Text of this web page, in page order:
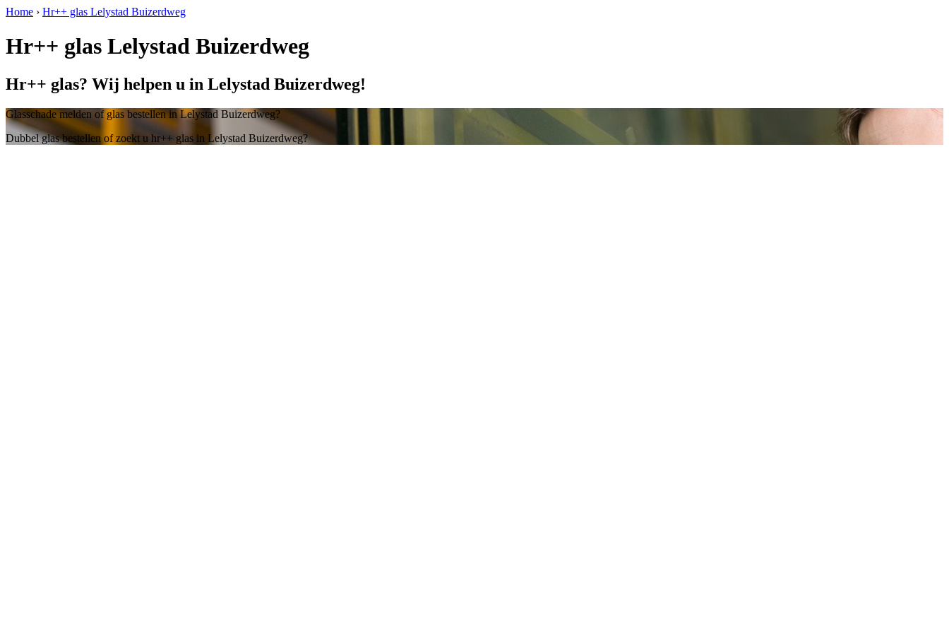
Home › Hr++ glas Lelystad Buizerdweg
Hr++ glas Lelystad Buizerdweg
Hr++ glas? Wij helpen u in Lelystad Buizerdweg!
Glasschade melden of glas bestellen in Lelystad Buizerdweg?
Dubbel glas bestellen of zoekt u hr++ glas in Lelystad Buizerdweg?